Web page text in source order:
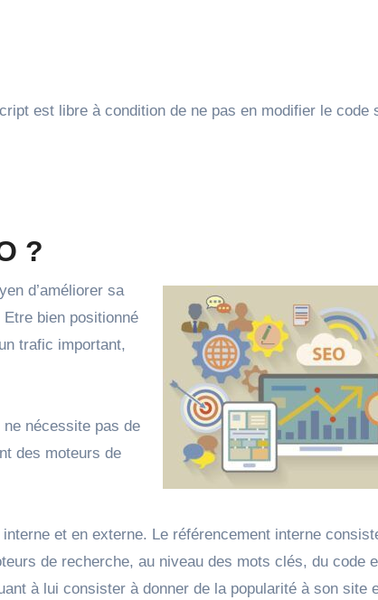
est libre à condition de ne pas en modifier le code
?
d’améliorer sa
bien positionné
trafic important,
nécessite pas de
des moteurs de
et en externe. Le référencement interne
de recherche, au niveau des mots clés, du code
à lui consister à donner de la popularité à son site